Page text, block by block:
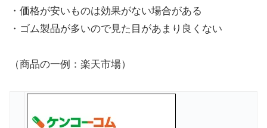
・価格が安いものは効果がない場合がある
・ゴム製品が多いので見た目があまり良くない
（商品の一例：楽天市場）